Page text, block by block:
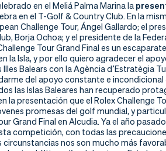
en el Meliá Palma Marina la
en el T-Golf & Country Club. En la
Challenge Tour, Ángel Gallardo; el
Borja Ochoa; y el presidente de la
Tour Grand Final es un
la Isla, y por ello quiero agradecer el
Balears con la Agència d’Estratègia
del apoyo constante e incondicional
las Islas Baleares han recuperado
la presentación que el Rolex Challenge
promesas del golf mundial, y
Grand Final en Alcudia. Ya el año
competición, con todas las
nos son mucho más